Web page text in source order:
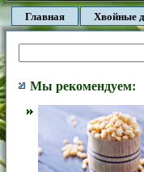
Главная Хвойные
Мы рекомендуем: